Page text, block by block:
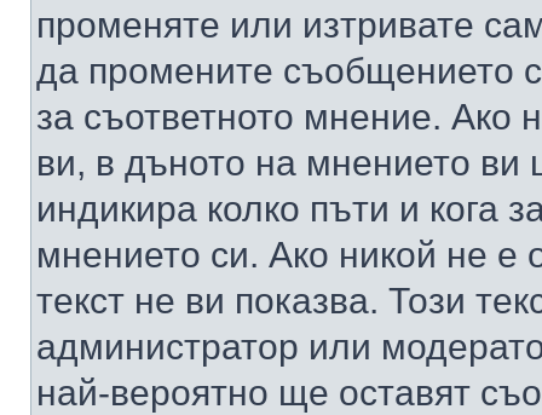
променяте или изтривате
да промените съобщението
за съответното мнение. Ако
ви, в дъното на мнението ви
индикира колко пъти и кога
мнението си. Ако никой не е
текст не ви показва. Този
администратор или
най-вероятно ще оставят